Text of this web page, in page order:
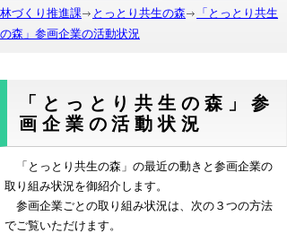
林づくり推進課
とっとり共生の森
「とっとり共生
の森」参画企業の活動状況
「とっとり共生の森」参
画企業の活動状況
「とっとり共生の森」の最近の動きと参画企業の
取り組み状況を御紹介します。
参画企業ごとの取り組み状況は、次の３つの方法
でご覧いただけます。